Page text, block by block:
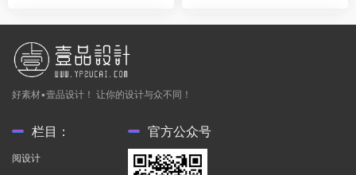
好素材•壹品设计！ 让你的设计与众不同！
栏目：
阅设计
官方公众号